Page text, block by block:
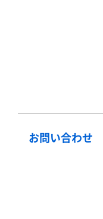
お問い合わせ